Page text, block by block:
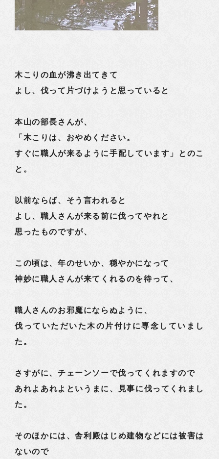
木こりの血が沸き出てきて
よし、伐って片づけようと思っていると
本山の部長さんが、
「木こりは、おやめください。
すぐに職人が来るように手配しています」とのこ
と。
以前ならば、そう言われると
よし、職人さんが来る前に伐ってやれと
思ったものですが、
この頃は、年のせいか、穏やかになって
神妙に職人さんが来てくれるのを待って、
職人さんのお邪魔にならぬように、
伐っていただいた木の片付けに専念していまし
た。
さすがに、チェーンソーで伐ってくれますので
あれよあれよというまに、見事に伐ってくれまし
た。
そのほかには、舎利殿はじめ建物などには被害は
ないので